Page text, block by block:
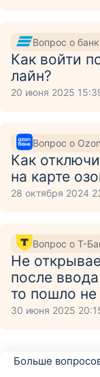
Вопрос о
Как войти
лайн?
20 июня 2025
Вопрос о
Как
на карте
28 октября 2024
Вопрос о Т-
Не
после
то пошло не
30 июня 2025
Больше